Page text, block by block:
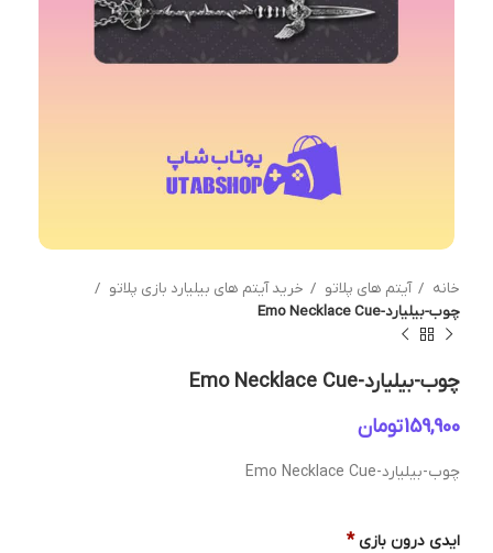
خانه آیتم های پلاتو
خرید آیتم های بیلیارد بازی پلاتو
چوب-بیلیارد-Emo Necklace Cue
چوب-بیلیارد-Emo Necklace Cue
تومان
چوب-بیلیارد-Emo Necklace Cue
ایدی درون بازی *